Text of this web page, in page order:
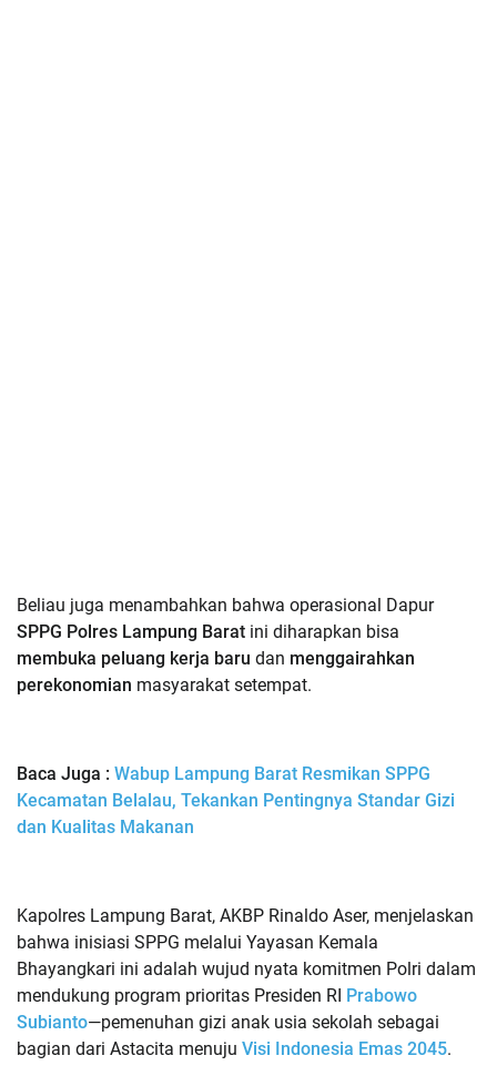
Beliau juga menambahkan bahwa operasional Dapur
SPPG Polres Lampung Barat ini diharapkan bisa
membuka peluang kerja baru dan menggairahkan
perekonomian masyarakat setempat.
Baca Juga : Wabup Lampung Barat Resmikan SPPG
Kecamatan Belalau, Tekankan Pentingnya Standar Gizi
dan Kualitas Makanan
Kapolres Lampung Barat, AKBP Rinaldo Aser, menjelaskan
bahwa inisiasi SPPG melalui Yayasan Kemala
Bhayangkari ini adalah wujud nyata komitmen Polri dalam
mendukung program prioritas Presiden RI Prabowo
Subianto—pemenuhan gizi anak usia sekolah sebagai
bagian dari Astacita menuju Visi Indonesia Emas 2045.